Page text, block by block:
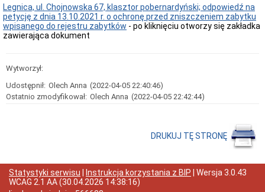
Statystyki
Wojewódzka
Rada
Ochrony
klienta
Jak
załatwić
Szukam
legalnie
Obwieszczenia,
Legnica, ul. Chojnowska 67, klasztor pobernardyński; odpowiedź na
petycję z dnia 13.10.2021 r. o ochronę przed zniszczeniem zabytku
wpisanego do rejestru zabytków - po kliknięciu otworzy się zakładka
zawierająca dokument
Wytworzył:
Udostępnił: Olech Anna (2022-04-05 22:40:46)
Ostatnio zmodyfikował: Olech Anna (2022-04-05 22:42:44)
DRUKUJ TĘ STRONĘ
Statystyki serwisu Instrukcja korzystania z BIP | Wersja 3.0.43
WCAG 2.1 AA(30.04.2026 14:38:16)